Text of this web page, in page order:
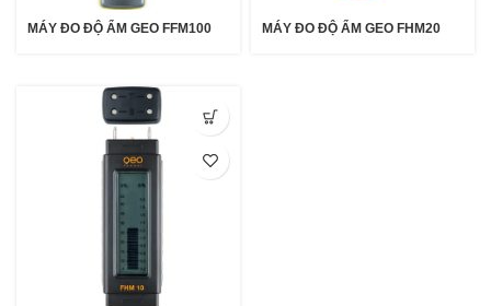
MÁY ĐO ĐỘ ẨM GEO FFM100 MÁY ĐO ĐỘ ẨM GEO FHM20